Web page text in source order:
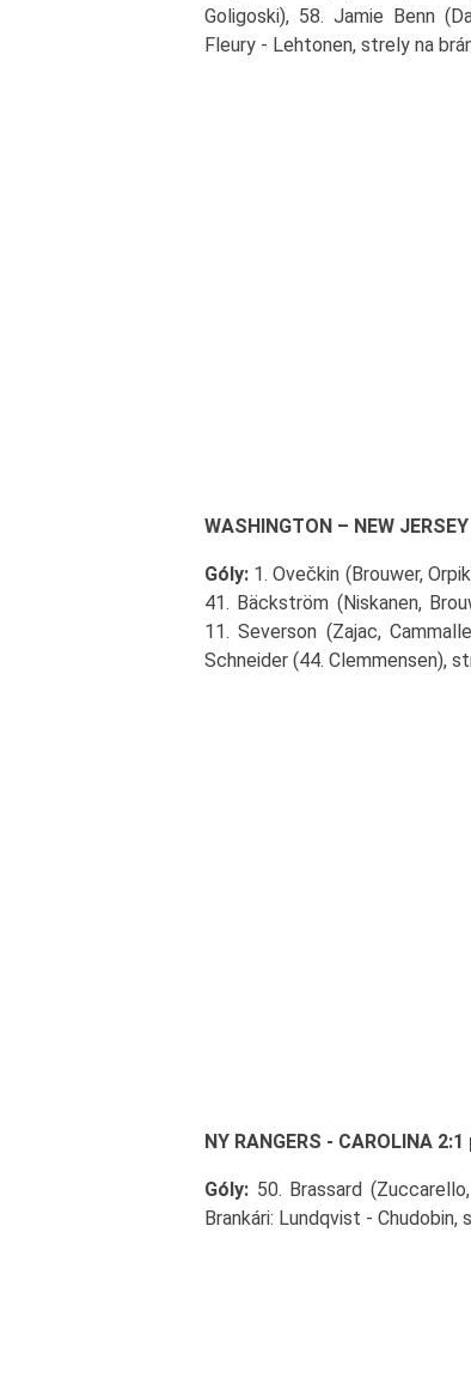
Goligoski), 58. Jamie Benn
Fleury - Lehtonen, strely na
WASHINGTON – NEW
Góly: 1. Ovečkin (Brouwer,
41. Bäckström (Niskanen,
11. Severson (Zajac,
Schneider (44. Clemmensen),
NY RANGERS - CAROLINA
Góly: 50. Brassard
Brankári: Lundqvist - Chudobin,